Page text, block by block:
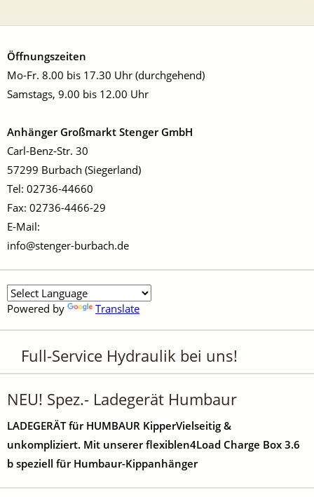
Öffnungszeiten
Mo-Fr. 8.00 bis 17.30 Uhr (durchgehend)
Samstags, 9.00 bis 12.00 Uhr
Anhänger Großmarkt Stenger GmbH
Carl-Benz-Str. 30
57299 Burbach (Siegerland)
Tel: 02736-44660
Fax: 02736-4466-29
E-Mail:
info@stenger-burbach.de
Powered by Translate
Full-Service Hydraulik bei uns!
NEU! Spez.- Ladegerät Humbaur
LADEGERÄT für HUMBAUR KipperVielseitig &
unkompliziert. Mit unserer flexiblen4Load Charge Box 3.6
b speziell für Humbaur-Kippanhänger